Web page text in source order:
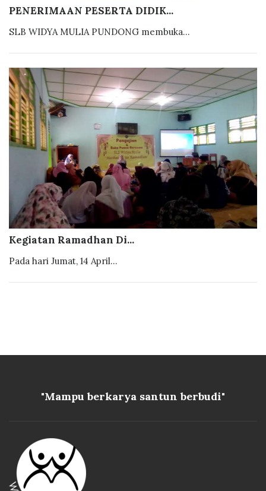
PENERIMAAN PESERTA DIDIK...
SLB WIDYA MULIA PUNDONG membuka...
Kegiatan Ramadhan Di...
Pada hari Jumat, 14 April...
"Mampu berkarya santun berbudi"